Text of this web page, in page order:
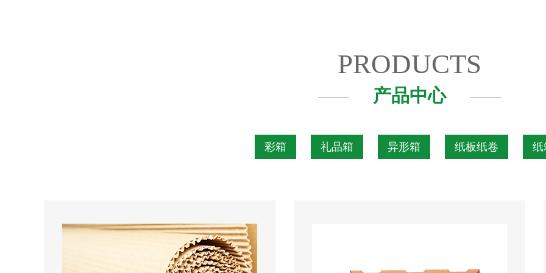
PRODUCTS
产品中心
彩箱 礼品箱 异形箱 纸板纸卷 纸